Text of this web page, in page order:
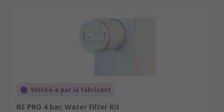
Stocké-e par le fabricant
RS PRO 4 bar, Water Filter Kit